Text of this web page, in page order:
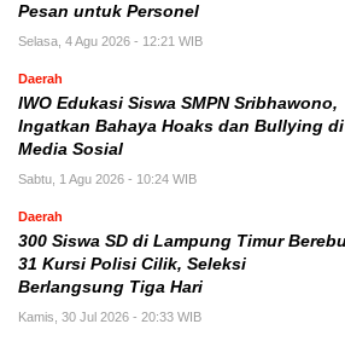
Pesan untuk Personel
Selasa, 4 Agu 2026 - 12:21 WIB
Daerah
IWO Edukasi Siswa SMPN Sribhawono,
Ingatkan Bahaya Hoaks dan Bullying di
Media Sosial
Sabtu, 1 Agu 2026 - 10:24 WIB
Daerah
300 Siswa SD di Lampung Timur
31 Kursi Polisi Cilik, Seleksi
Berlangsung Tiga Hari
Kamis, 30 Jul 2026 - 20:33 WIB